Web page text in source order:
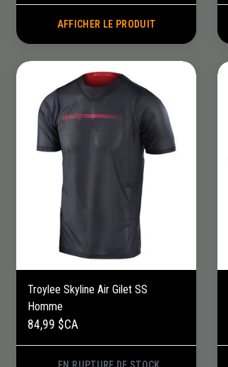
AFFICHER LE PRODUIT
Troylee Skyline Air Gilet SS
Homme
84,99 $CA